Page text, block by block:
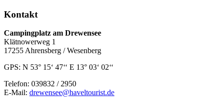
Kontakt
Campingplatz am Drewensee
Klätnowerweg 1
17255 Ahrensberg / Wesenberg
GPS: N 53° 15‘ 47‘‘ E 13° 03‘ 02‘‘
Telefon: 039832 / 2950
E-Mail: drewensee@haveltourist.de